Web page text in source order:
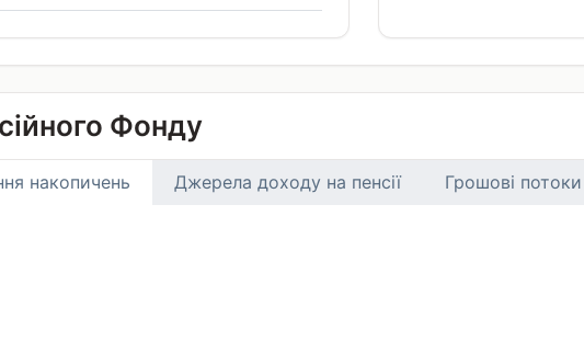
Фонду
накопичень Джерела доходу на пенсії Грошові потоки